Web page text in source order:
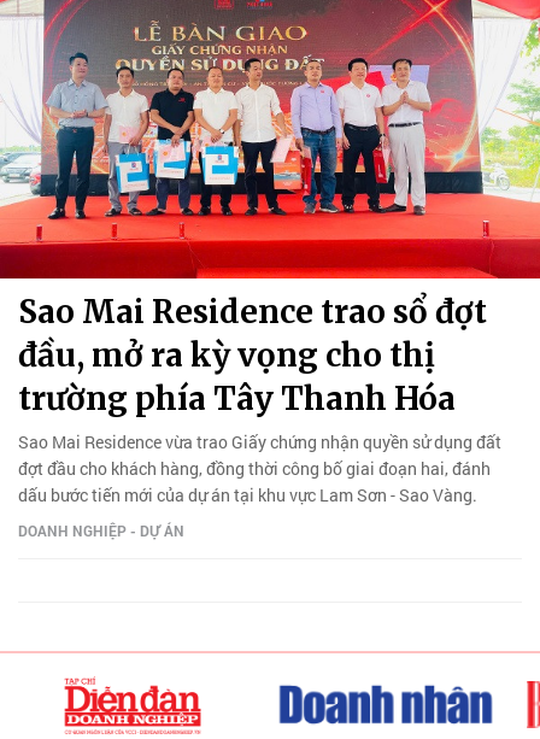
Sao Mai Residence trao sổ đợt
đầu, mở ra kỳ vọng cho thị
trường phía Tây Thanh Hóa
Sao Mai Residence vừa trao Giấy chứng nhận quyền sử dụng đất
đợt đầu cho khách hàng, đồng thời công bố giai đoạn hai, đánh
dấu bước tiến mới của dự án tại khu vực Lam Sơn - Sao Vàng.
DOANH NGHIỆP - DỰ ÁN